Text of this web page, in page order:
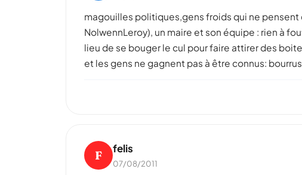
magouilles politiques,gens froids qui ne pensent
NolwennLeroy), un maire et son équipe : rien à
lieu de se bouger le cul pour faire attirer des
et les gens ne gagnent pas à être connus:
F felis
07/08/2011